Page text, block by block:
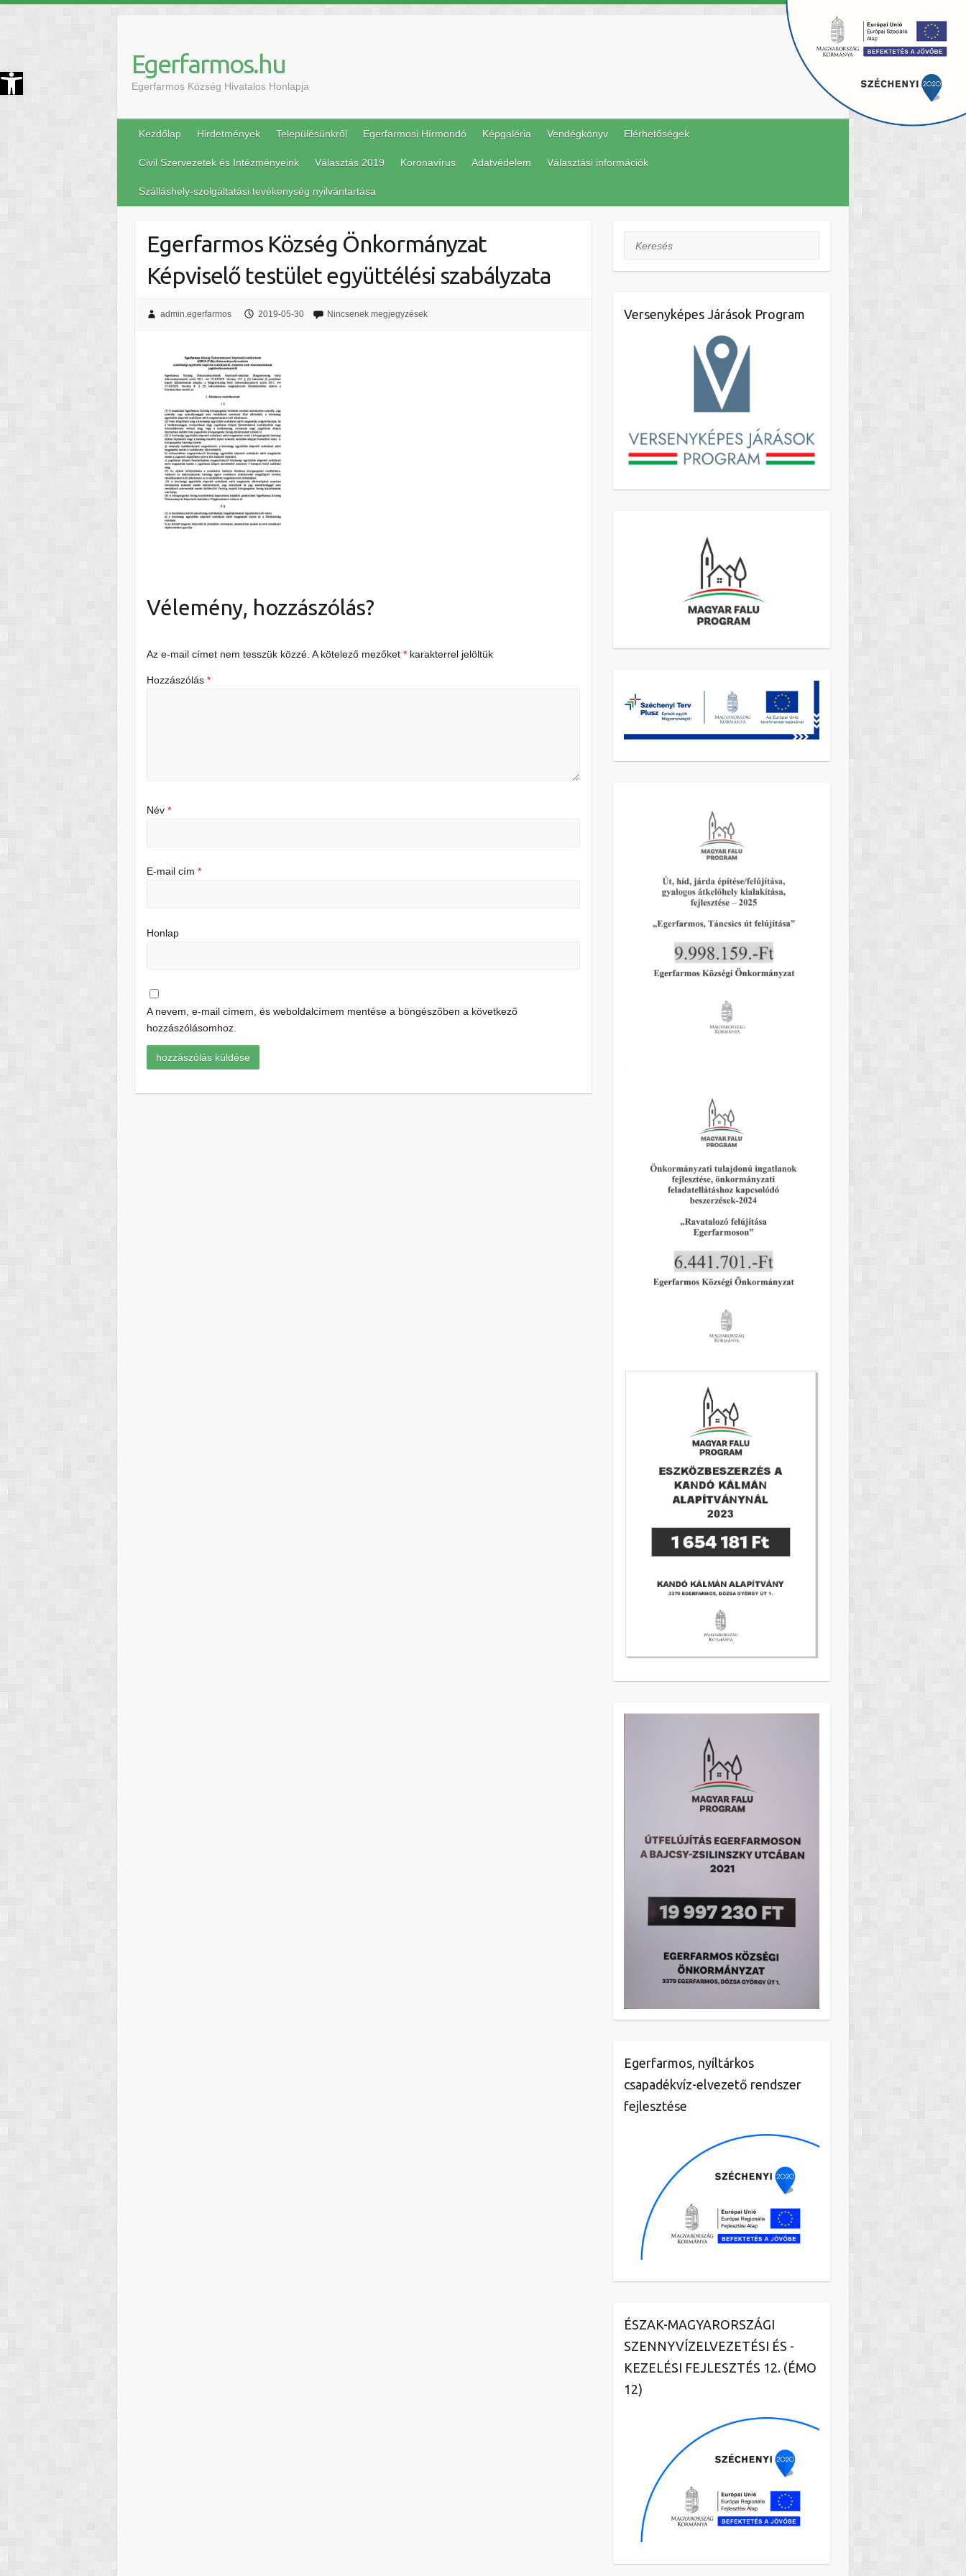
Eszköztár megnyitása Egerfarmos.hu
Egerfarmos Község Hivatalos Honlapja
Kezdőlap Hirdetmények Településünkről Egerfarmosi Hírmondó Képgaléria Vendégkönyv Elérhetőségek
Civil Szervezetek és Intézményeink Választás 2019 Koronavírus Adatvédelem Választási információk
Szálláshely-szolgáltatási tevékenység nyilvántartása
Egerfarmos Község Önkormányzat
Képviselő testület együttélési szabályzata
admin.egerfarmos 2019-05-30 Nincsenek megjegyzések
Vélemény, hozzászólás?
Az e-mail címet nem tesszük közzé. A kötelező mezőket* karakterrel jelöltük
Hozzászólás*
Név*
E-mail cím*
Honlap
A nevem, e-mail címem, és weboldalcímem mentése a böngészőben a következő
hozzászólásomhoz.
Keresés
Versenyképes Járások Program
Egerfarmos, nyíltárkos
csapadékvíz-elvezető rendszer
fejlesztése
ÉSZAK-MAGYARORSZÁGI
SZENNYVÍZELVEZETÉSI ÉS -
KEZELÉSI FEJLESZTÉS 12. (ÉMO
12)